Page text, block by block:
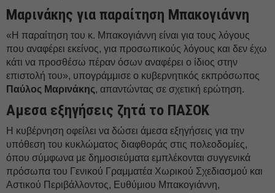
Μαρινάκης για παραίτηση Μπακογιάννη
«Η παραίτηση του κ. Μπακογιάννη είναι για τους λόγους
που αναφέρει εκείνος, για προσωπικούς λόγους και δεν έχω
κάτι να προσθέσω πέραν όσων αναφέρει ο ίδιος στην
επιστολή του», υπογράμμισε ο κυβερνητικός εκπρόσωπος
Παύλος Μαρινάκης, απαντώντας σε σχετική ερώτηση.
Αμεσα εξηγήσεις ζητά το ΠΑΣΟΚ
Η κυβέρνηση οφείλει να δώσει άμεσα εξηγήσεις για την
υπόθεση του κυκλώματος διαφθοράς στις πολεοδομίες,
όπου σύμφωνα με δημοσιεύματα εμπλέκονται συγγενικά
πρόσωπα του Γενικού Γραμματέα Χωρικού Σχεδιασμού και
Αστικού Περιβάλλοντος, Ευθύμιου Μπακογιάννη,